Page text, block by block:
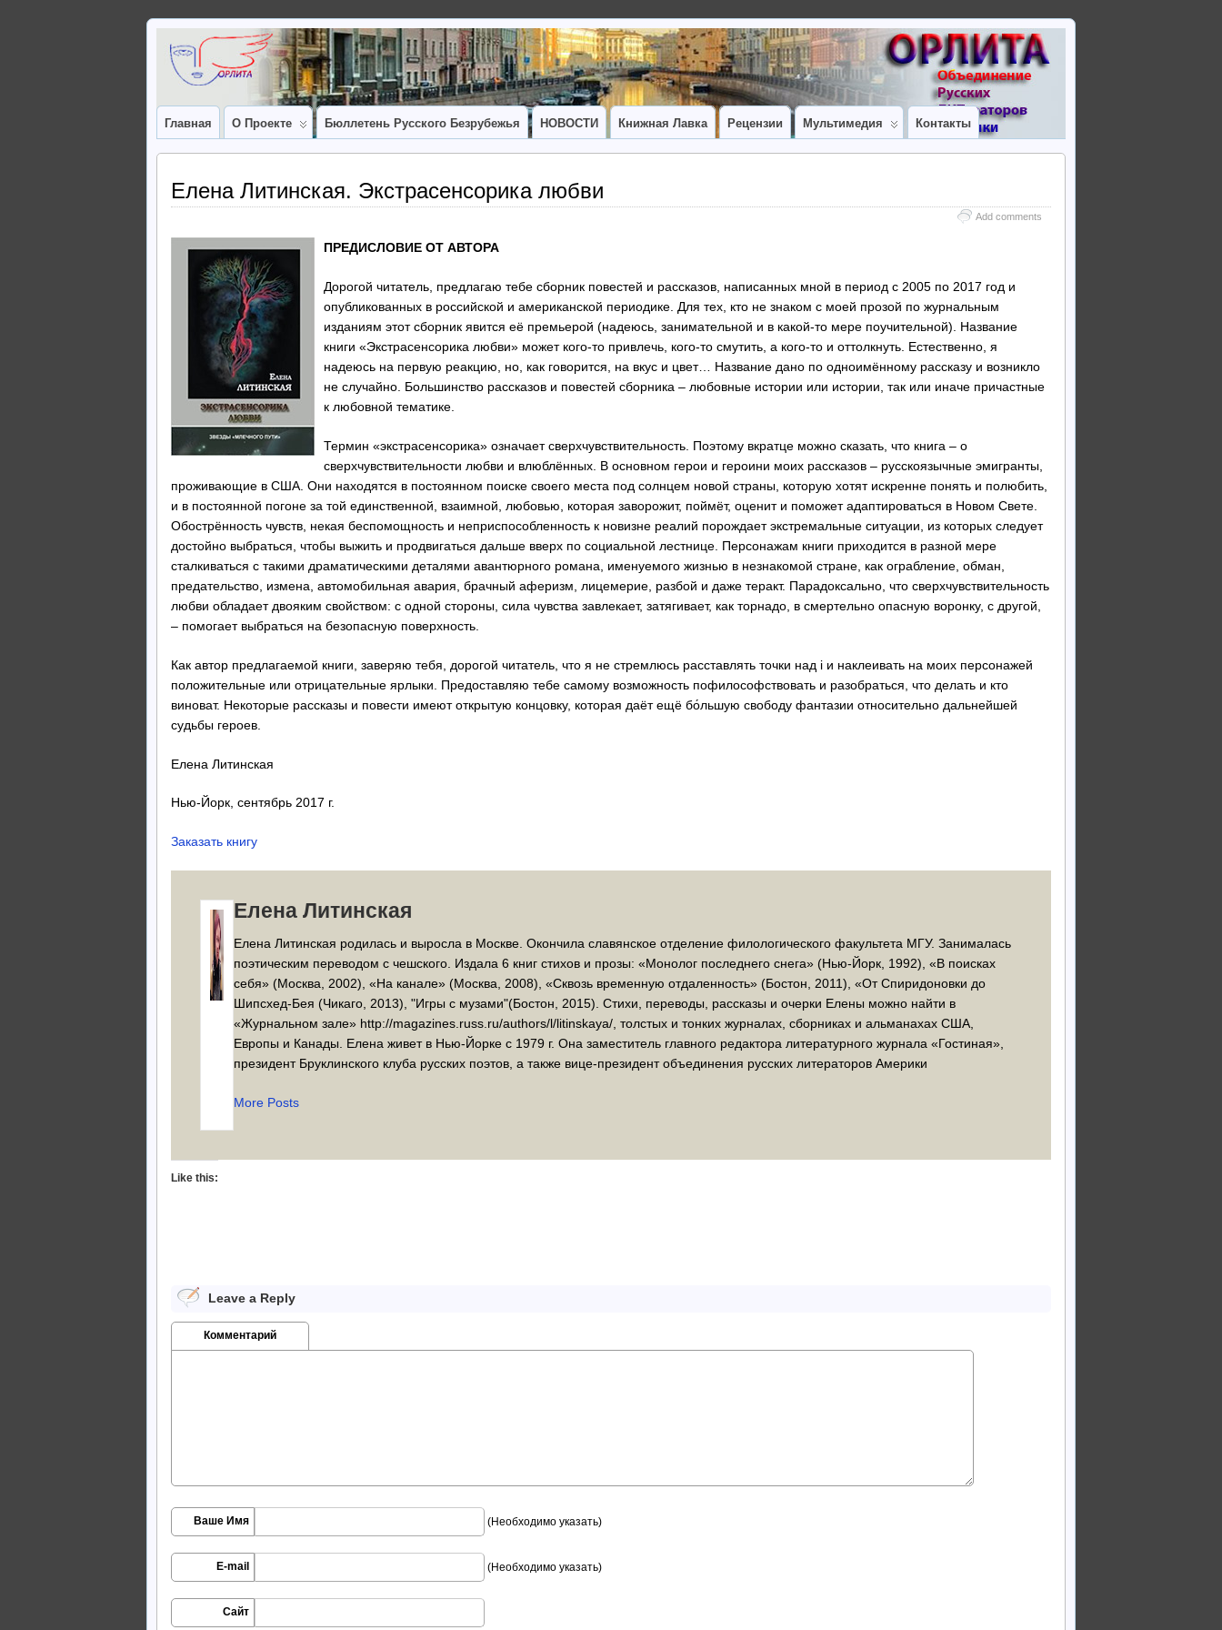
Главная О Проекте Бюллетень Русского Безрубежья НОВОСТИ Книжная Лавка Рецензии Мультимедия Контакты
Елена Литинская. Экстрасенсорика любви
Add comments
ПРЕДИСЛОВИЕ ОТ АВТОРА
Дорогой читатель, предлагаю тебе сборник повестей и рассказов, написанных мной в период с 2005 по 2017 год и
опубликованных в российской и американской периодике. Для тех, кто не знаком с моей прозой по журнальным
изданиям этот сборник явится её премьерой (надеюсь, занимательной и в какой-то мере поучительной). Название
книги «Экстрасенсорика любви» может кого-то привлечь, кого-то смутить, а кого-то и оттолкнуть. Естественно, я
надеюсь на первую реакцию, но, как говорится, на вкус и цвет… Название дано по одноимённому рассказу и возникло
не случайно. Большинство рассказов и повестей сборника – любовные истории или истории, так или иначе причастные
к любовной тематике.
Термин «экстрасенсорика» означает сверхчувствительность. Поэтому вкратце можно сказать, что книга – о
сверхчувствительности любви и влюблённых. В основном герои и героини моих рассказов – русскоязычные эмигранты,
проживающие в США. Они находятся в постоянном поиске своего места под солнцем новой страны, которую хотят искренне понять и полюбить,
и в постоянной погоне за той единственной, взаимной, любовью, которая заворожит, поймёт, оценит и поможет адаптироваться в Новом Свете.
Обострённость чувств, некая беспомощность и неприспособленность к новизне реалий порождает экстремальные ситуации, из которых следует
достойно выбраться, чтобы выжить и продвигаться дальше вверх по социальной лестнице. Персонажам книги приходится в разной мере
сталкиваться с такими драматическими деталями авантюрного романа, именуемого жизнью в незнакомой стране, как ограбление, обман,
предательство, измена, автомобильная авария, брачный аферизм, лицемерие, разбой и даже теракт. Парадоксально, что сверхчувствительность
любви обладает двояким свойством: с одной стороны, сила чувства завлекает, затягивает, как торнадо, в смертельно опасную воронку, с другой,
– помогает выбраться на безопасную поверхность.
Как автор предлагаемой книги, заверяю тебя, дорогой читатель, что я не стремлюсь расставлять точки над i и наклеивать на моих персонажей
положительные или отрицательные ярлыки. Предоставляю тебе самому возможность пофилософствовать и разобраться, что делать и кто
виноват. Некоторые рассказы и повести имеют открытую концовку, которая даёт ещё бо́льшую свободу фантазии относительно дальнейшей
судьбы героев.
Елена Литинская
Нью-Йорк, сентябрь 2017 г.
Заказать книгу
Елена Литинская
Елена Литинская родилась и выросла в Москве. Окончила славянское отделение филологического факультета МГУ. Занималась
поэтическим переводом с чешского. Издала 6 книг стихов и прозы: «Монолог последнего снега» (Нью-Йорк, 1992), «В поисках
себя» (Москва, 2002), «На канале» (Москва, 2008), «Сквозь временную отдаленность» (Бостон, 2011), «От Спиридоновки до
Шипсхед-Бея (Чикаго, 2013), "Игры с музами"(Бостон, 2015). Стихи, переводы, рассказы и очерки Елены можно найти в
«Журнальном зале» http://magazines.russ.ru/authors/l/litinskaya/, толстых и тонких журналах, сборниках и альманахах США,
Европы и Канады. Елена живет в Нью-Йорке с 1979 г. Она заместитель главного редактора литературного журнала «Гостиная»,
президент Бруклинского клуба русских поэтов, а также вице-президент объединения русских литераторов Америки
More Posts
Like this:
Leave a Reply
Комментарий
Ваше Имя (Необходимо указать)
E-mail (Необходимо указать)
Сайт